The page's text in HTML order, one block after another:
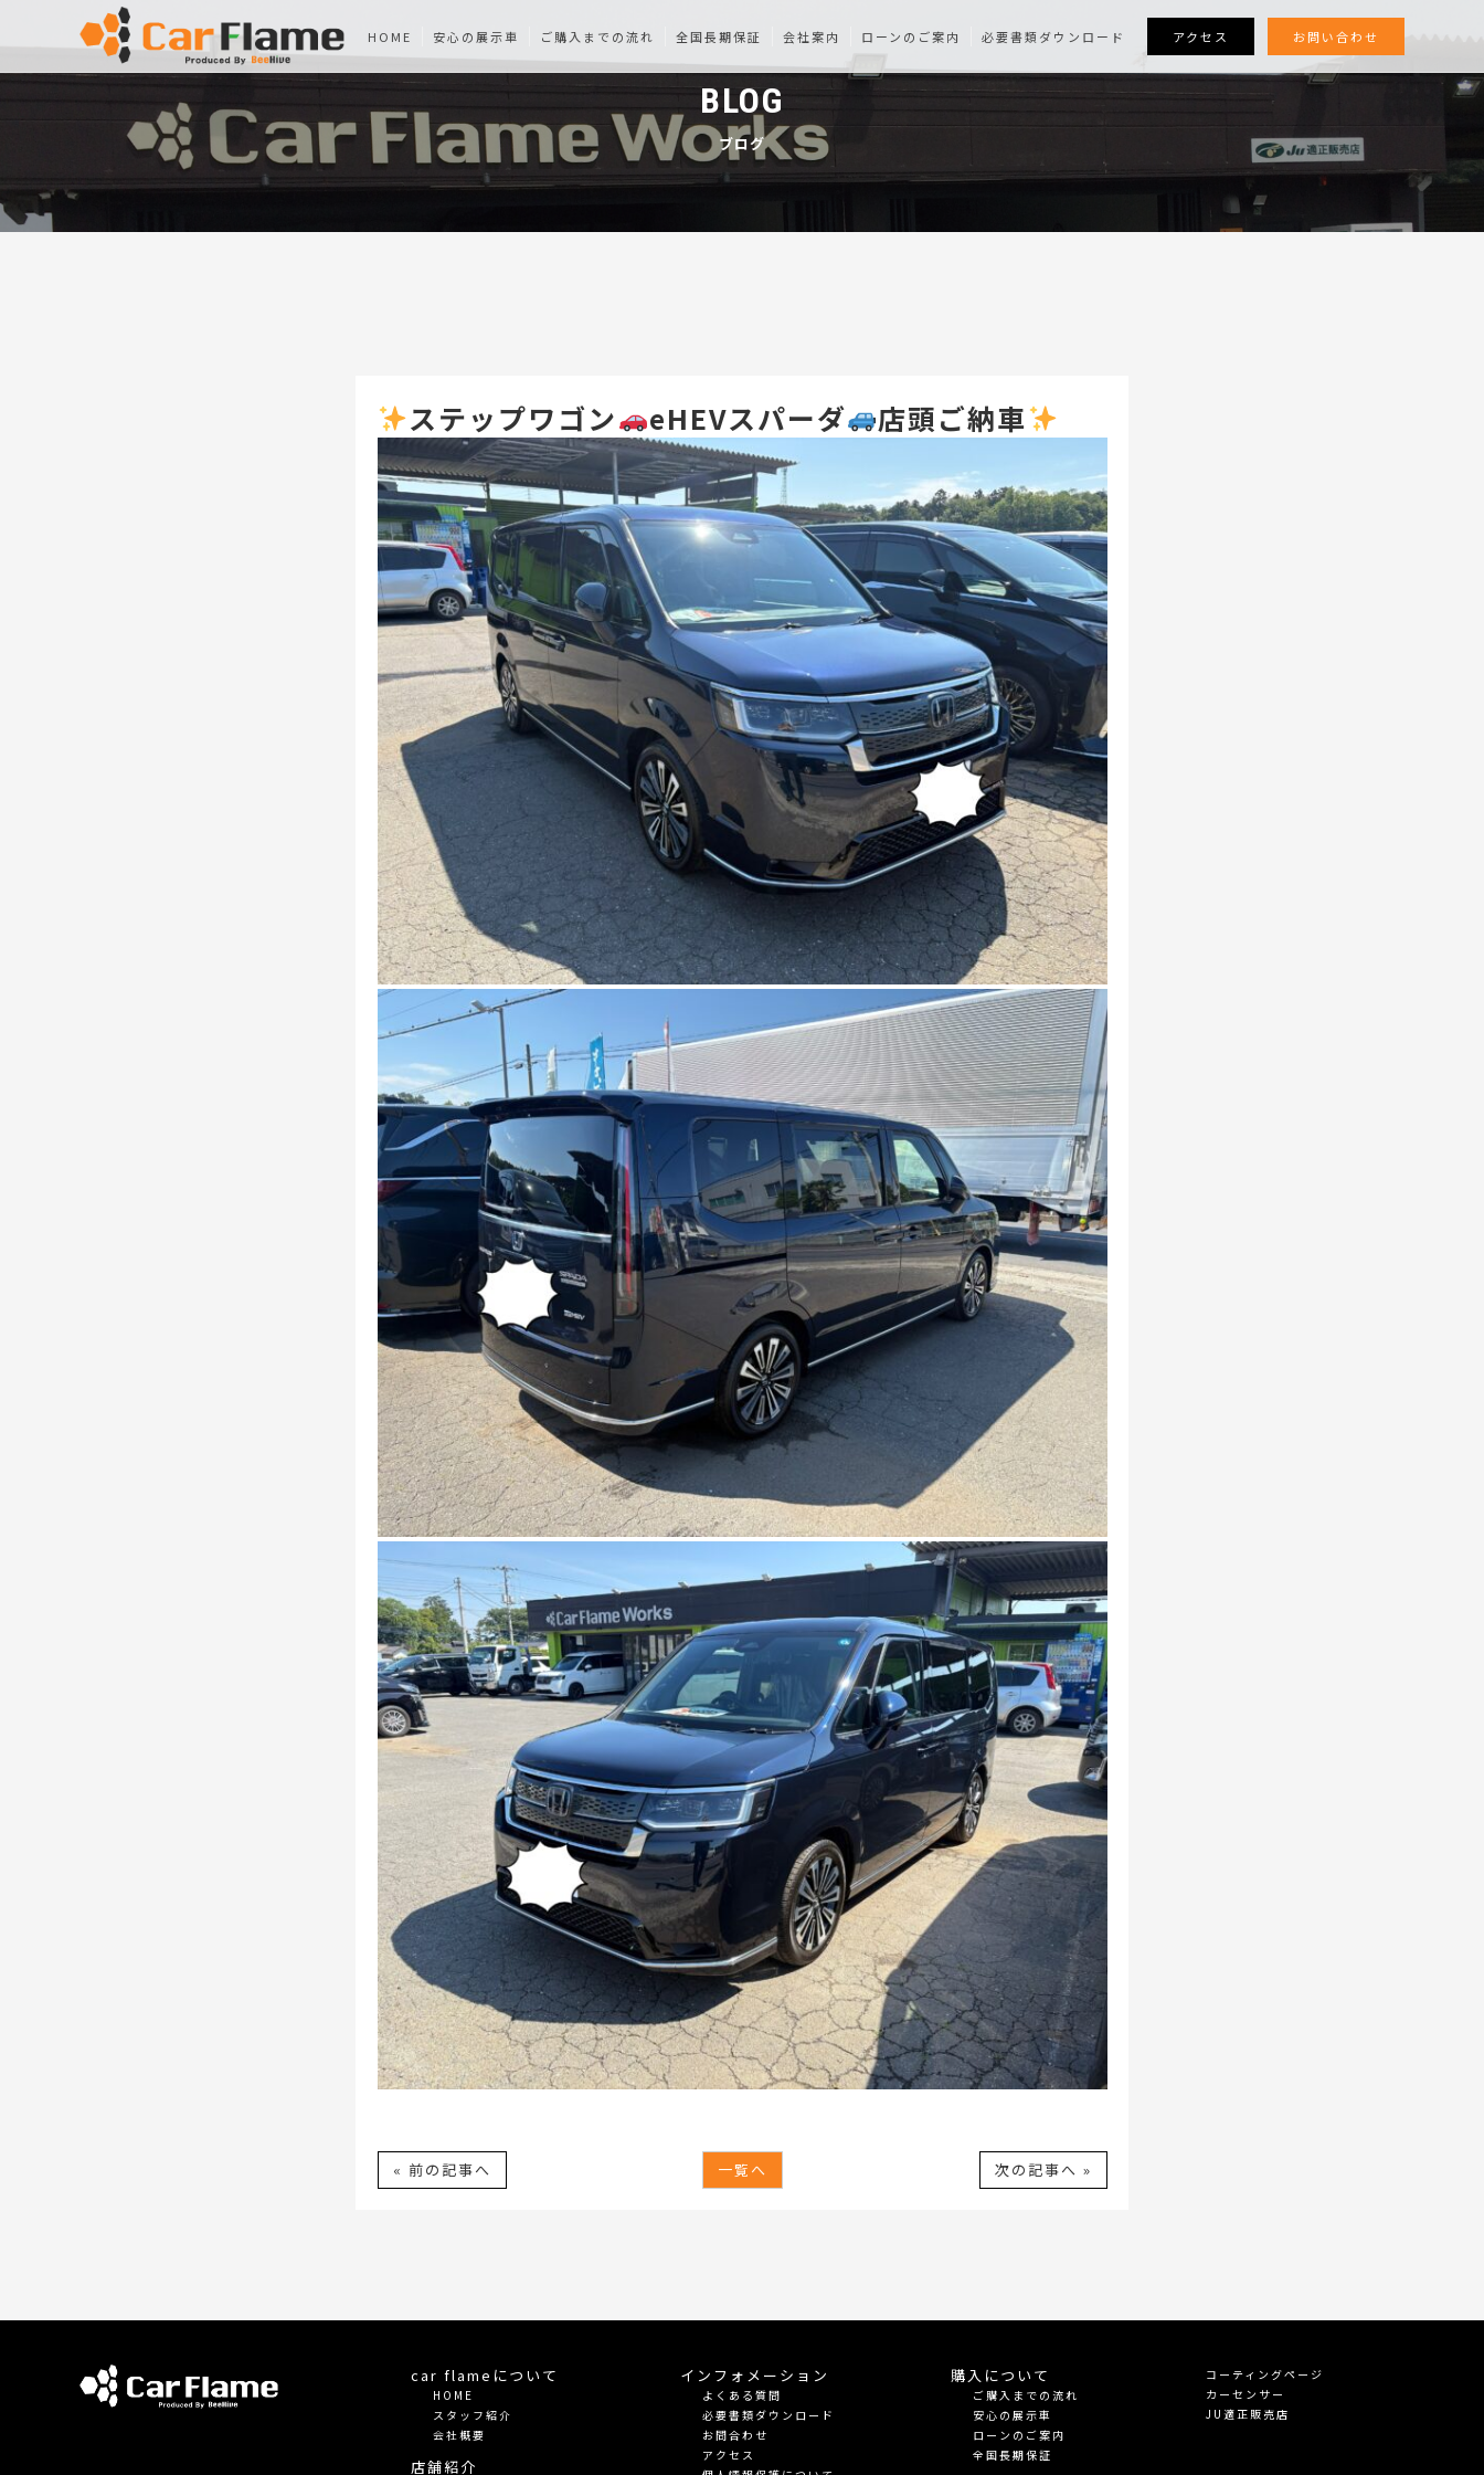
HOME 安心の展示車 ご購入までの流れ 全国長期保証 会社案内 ローンのご案内 必要書類ダウンロード アクセス お問い合わせ
BLOG
ブログ
ステップワゴン eHEVスパーダ 店頭ご納車
« 前の記事へ 一覧へ 次の記事へ »
car flameについて
HOME
スタッフ紹介
会社概要
店舗紹介
インフォメーション
よくある質問
必要書類ダウンロード
お問合わせ
アクセス
購入について
ご購入までの流れ
安心の展示車
ローンのご案内
全国長期保証
コーティングページ
カーセンサー
JU適正販売店